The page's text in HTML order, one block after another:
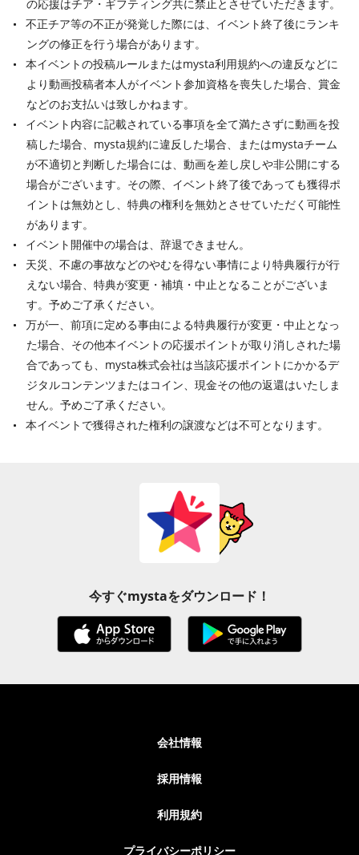
の応援はチア・ギフティング共に禁止とさせていただきます。
不正チア等の不正が発覚した際には、イベント終了後にランキ
ングの修正を行う場合があります。
本イベントの投稿ルールまたはmysta利用規約への違反などに
より動画投稿者本人がイベント参加資格を喪失した場合、賞金
などのお支払いは致しかねます。
イベント内容に記載されている事項を全て満たさずに動画を投
稿した場合、mysta規約に違反した場合、またはmystaチーム
が不適切と判断した場合には、動画を差し戻しや非公開にする
場合がございます。その際、イベント終了後であっても獲得ポ
イントは無効とし、特典の権利を無効とさせていただく可能性
があります。
イベント開催中の場合は、辞退できません。
天災、不慮の事故などのやむを得ない事情により特典履行が行
えない場合、特典が変更・補填・中止となることがございま
す。予めご了承ください。
万が一、前項に定める事由による特典履行が変更・中止となっ
た場合、その他本イベントの応援ポイントが取り消しされた場
合であっても、mysta株式会社は当該応援ポイントにかかるデ
ジタルコンテンツまたはコイン、現金その他の返還はいたしま
せん。予めご了承ください。
本イベントで獲得された権利の譲渡などは不可となります。
今すぐmystaをダウンロード！
会社情報
採用情報
利用規約
プライバシーポリシー